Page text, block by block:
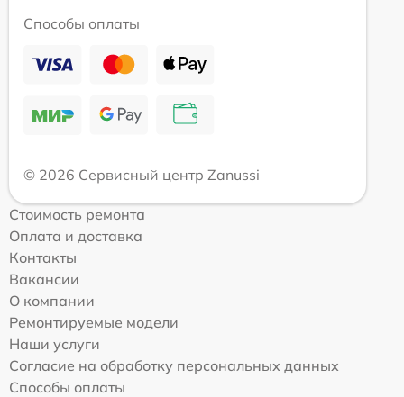
Способы оплаты
© 2026 Сервисный центр Zanussi
Стоимость ремонта
Оплата и доставка
Контакты
Вакансии
О компании
Ремонтируемые модели
Наши услуги
Согласие на обработку персональных данных
Способы оплаты